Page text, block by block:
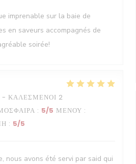
imprenable sur la baie de
en saveurs accompagnés de
soirée!
- ΚΑΛΕΣΜΈΝΟΙ 2
: 5/5 ΜΕΝΟΎ :
: 5/5
nous avons été servi par said qui